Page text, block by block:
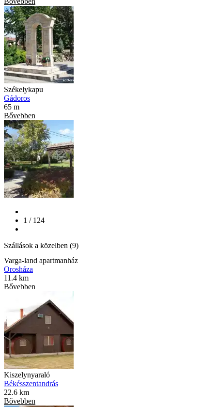
Székelykapu
Gádoros
65 m
Bővebben
1 / 124
Szállások a közelben (9)
Varga-land apartmanház
Orosháza
11.4 km
Bővebben
Kiszelynyaraló
Békésszentandrás
22.6 km
Bővebben